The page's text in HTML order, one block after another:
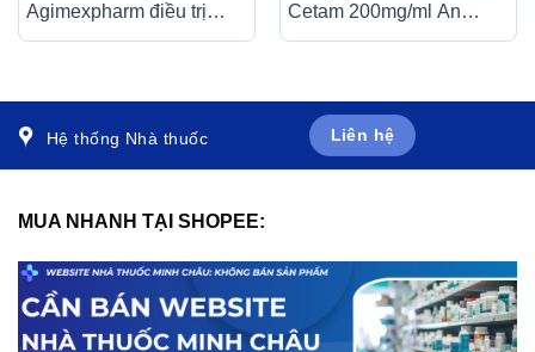
Agimexpharm điều trị
tăng cholesterol máu,
Cetam 200mg/ml An
Thiên điều trị triệu chứng
Hệ thống Nhà thuốc Liên hệ
MUA NHANH TẠI SHOPEE: